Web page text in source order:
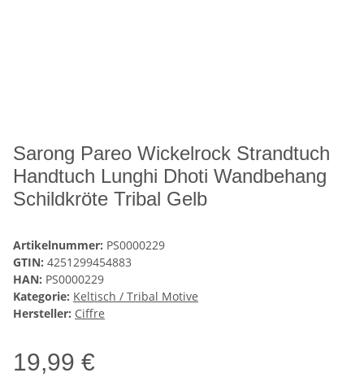
Sarong Pareo Wickelrock Strandtuch
Handtuch Lunghi Dhoti Wandbehang
Schildkröte Tribal Gelb
Artikelnummer: PS0000229
GTIN: 4251299454883
HAN: PS0000229
Kategorie: Keltisch / Tribal Motive
Hersteller: Ciffre
19,99 €